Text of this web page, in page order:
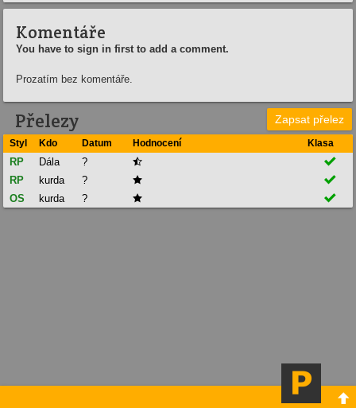
Komentáře
You have to sign in first to add a comment.
Prozatím bez komentáře.
Přelezy Zapsat přelez
Styl Kdo Datum Hodnocení Klasa
RP Dála ? 

RP
kurda ? 

OS
kurda ?  
